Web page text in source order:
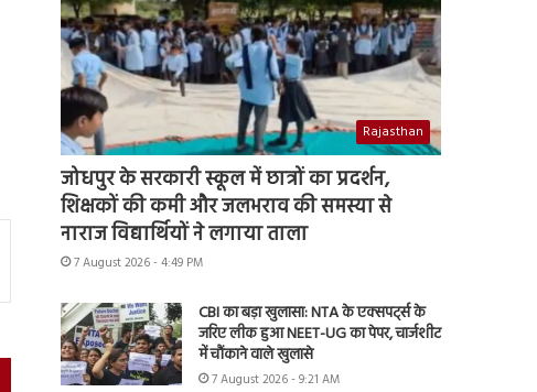
Rajasthan
जोधपुर के सरकारी स्कूल में छात्रों का प्रदर्शन,
शिक्षकों की कमी और जलभराव की समस्या से
नाराज विद्यार्थियों ने लगाया ताला
7 August 2026 - 4:49 PM
CBI का बड़ा खुलासा: NTA के एक्सपर्ट्स के
जरिए लीक हुआ NEET-UG का पेपर, चार्जशीट
में चौंकाने वाले खुलासे
7 August 2026 - 9:21 AM